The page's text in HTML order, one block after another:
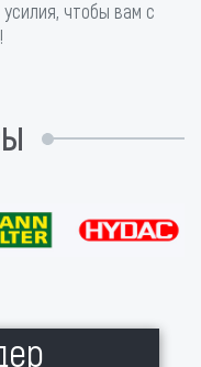
чтобы вам с